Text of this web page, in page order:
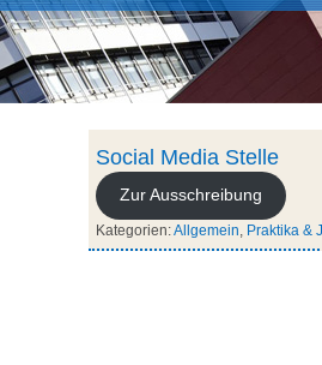
Social Media Stelle
Zur Ausschreibung
Kategorien:Allgemein, Praktika &